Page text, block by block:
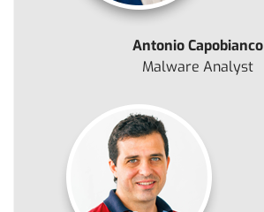
Antonio Capobianco
Malware Analyst